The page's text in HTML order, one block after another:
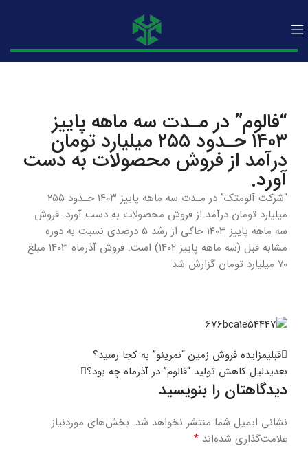
“فالوم” در مـدت سه ماهه پاییز
۱۴۰۳ حـدود ۲۵۵ میلیارد تومان
درآمد از فروش محصولات به دست
آورد.
“شرکت آلومتک” در مـدت سه ماهه پاییز ۱۴۰۳ حـدود ۲۵۵
میلیارد تومان درآمد از فروش محصولات به دست آورد. فروش
سه ماهه پاییز ۱۴۰۳ حاکی از رشد ۵ درصدی نسبت به دوره
مشابه قبل (سه ماهه پاییز ۱۴۰۲) است. فروش آذرماه ۱۴۰۳ مبلغ
۷۰ میلیارد تومان گزارش شد
قبلیمزایده فروش زمین “نمرینو” به کجا رسید؟
بعدیدلیل کاهش تولید “فالوم” در آذرماه چه بود؟
دیدگاهتان را بنویسید
نشانی ایمیل شما منتشر نخواهد شد. بخش‌های موردنیاز
علامت‌گذاری شده‌اند *